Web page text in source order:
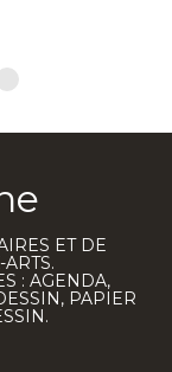
ET DE
: AGENDA,
PAPIER